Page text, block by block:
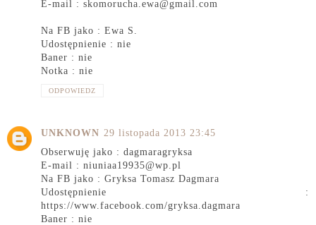
E-mail : skomorucha.ewa@gmail.com
Na FB jako : Ewa S.
Udostępnienie : nie
Baner : nie
Notka : nie
ODPOWIEDZ
UNKNOWN 29 listopada 2013 23:45
Obserwuję jako : dagmaragryksa
E-mail : niuniaa19935@wp.pl
Na FB jako : Gryksa Tomasz Dagmara
Udostępnienie :
https://www.facebook.com/gryksa.dagmara
Baner : nie